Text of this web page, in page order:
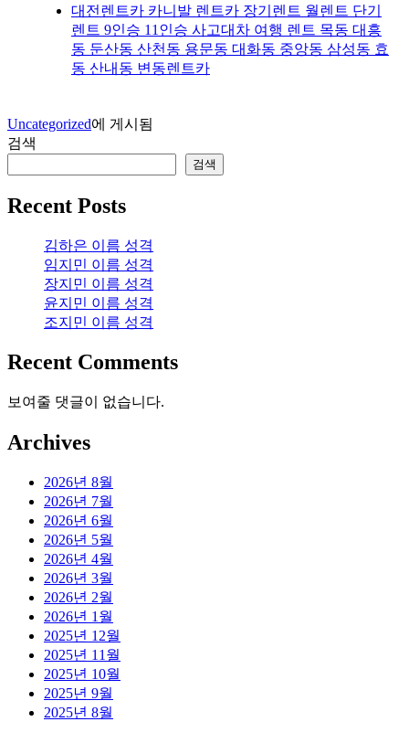
대전렌트카 카니발 렌트카 장기렌트 월렌트 단기
렌트 9인승 11인승 사고대차 여행 렌트 목동 대흥
동 둔산동 산천동 용문동 대화동 중앙동 삼성동 효
동 산내동 변동렌트카
Uncategorized에 게시됨
검색
검색
Recent Posts
김하은 이름 성격
임지민 이름 성격
장지민 이름 성격
윤지민 이름 성격
조지민 이름 성격
Recent Comments
보여줄 댓글이 없습니다.
Archives
2026년 8월
2026년 7월
2026년 6월
2026년 5월
2026년 4월
2026년 3월
2026년 2월
2026년 1월
2025년 12월
2025년 11월
2025년 10월
2025년 9월
2025년 8월